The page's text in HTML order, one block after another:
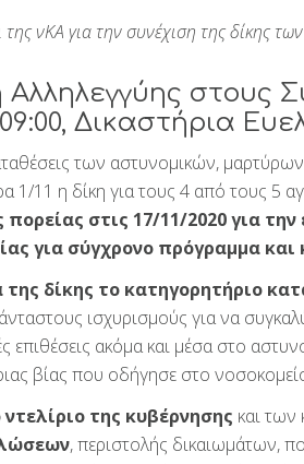
νΚΑ για την συνέχιση της δίκης
στους
Δικαστήρια
των αστυνομικών,
1/11 η δίκη για τους 4 από τους 5
στις 17/11/2020 για
για σύγχρονο πρόγραμμα
δίκης το κατηγορητήριο
ισχυρισμούς για να
επιθέσεις ακόμα και μέσα στο
βίας που οδήγησε στο
της κυβέρνησης και των
, περιστολής δικαιωμάτων,